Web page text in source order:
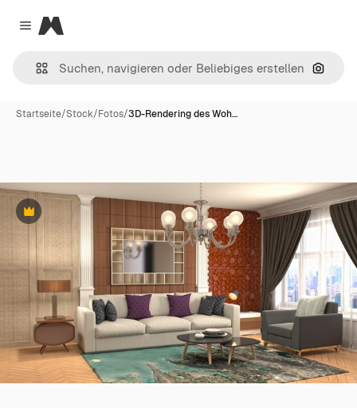
Close menu
Magnific
Nach
Startseite/Stock/Fotos/3D-Rendering des Woh…
Premium